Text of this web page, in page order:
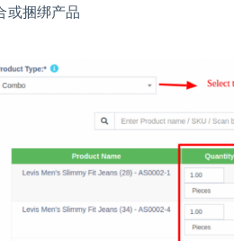
或捆绑产品